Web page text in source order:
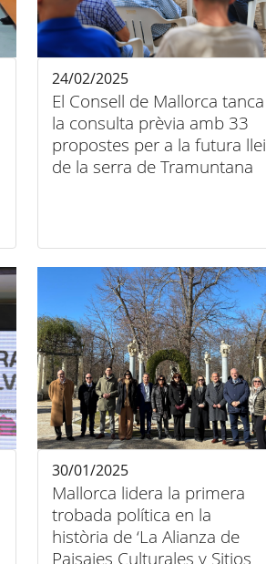
El Consell de Mallorca tanca
la consulta prèvia amb 33
propostes per a la futura llei
de la serra de Tramuntana
24/02/2025
Mallorca lidera la primera
trobada política en la
història de ‘La Alianza de
Paisajes Culturales y Sitios
30/01/2025